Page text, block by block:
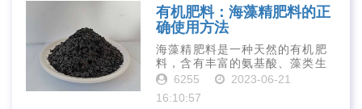
有机肥料：海藻精肥料的正
确使用方法
海藻精肥料是一种天然的有机肥
料，含有丰富的氨基酸、藻类生
长素、维生素、微量元素、蛋白
力、促进植物生长、增强植物抗
6255
2023-06-21
16:10:57